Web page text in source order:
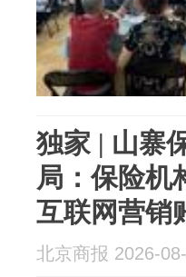
独家 | 山寨
局：保险机
互联网营销
北京商报 2026-